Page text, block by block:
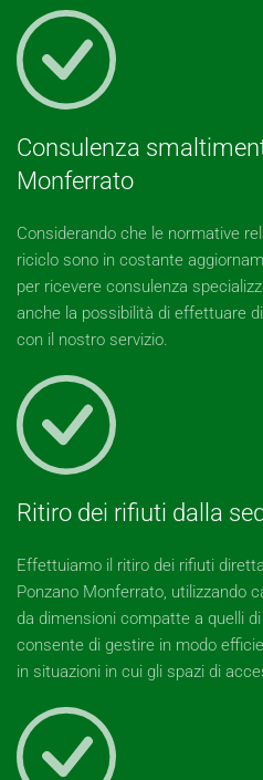
Consulenza
Monferrato
Considerando che le normative
riciclo sono in costante
per ricevere consulenza
anche la possibilità di effettuare
con il nostro servizio.
Ritiro dei rifiuti dalla
Effettuiamo il ritiro dei rifiuti
Ponzano Monferrato, utilizzando
da dimensioni compatte a quelli
consente di gestire in modo
in situazioni in cui gli spazi di